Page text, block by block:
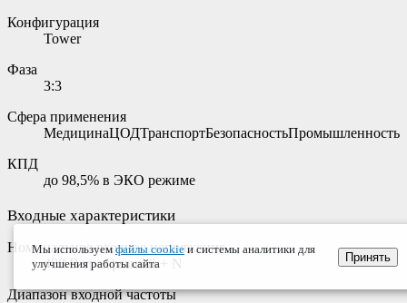
Конфигурация
Tower
Фаза
3:3
Сфера применения
МедицинаЦОДТранспортБезопасностьПромышленность
КПД
до 98,5% в ЭКО режиме
Входные характеристики
Номинальное входное напряжение
480 В трехфазный + N
Диапазон входной частоты
Мы используем файлы cookieи системы аналитики для
улучшения работы сайта
Принять